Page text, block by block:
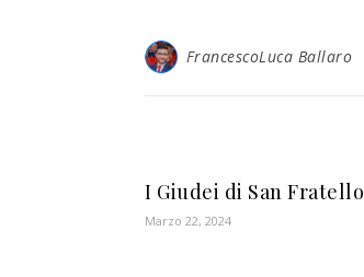
FrancescoLuca Ballaro
I Giudei di San Fratello
Marzo 22, 2024